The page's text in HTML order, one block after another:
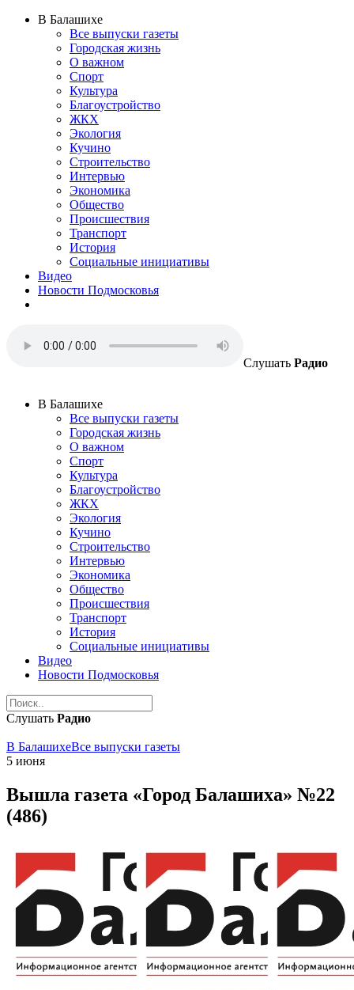
В Балашихе
Все выпуски газеты
Городская жизнь
О важном
Спорт
Культура
Благоустройство
ЖКХ
Экология
Кучино
Строительство
Интервью
Экономика
Общество
Происшествия
Транспорт
История
Социальные инициативы
Видео
Новости Подмосковья
Слушать Радио
В Балашихе
Все выпуски газеты
Городская жизнь
О важном
Спорт
Культура
Благоустройство
ЖКХ
Экология
Кучино
Строительство
Интервью
Экономика
Общество
Происшествия
Транспорт
История
Социальные инициативы
Видео
Новости Подмосковья
Слушать Радио
В БалашихеВсе выпуски газеты
5 июня
Вышла газета «Город Балашиха» №22
(486)